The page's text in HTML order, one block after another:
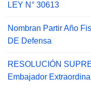
LEY N° 30613
Nombran Partir Año
DE Defensa
RESOLUCIÓN
Embajador